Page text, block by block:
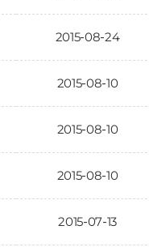
2015-08-24
2015-08-10
2015-08-10
2015-08-10
2015-07-13